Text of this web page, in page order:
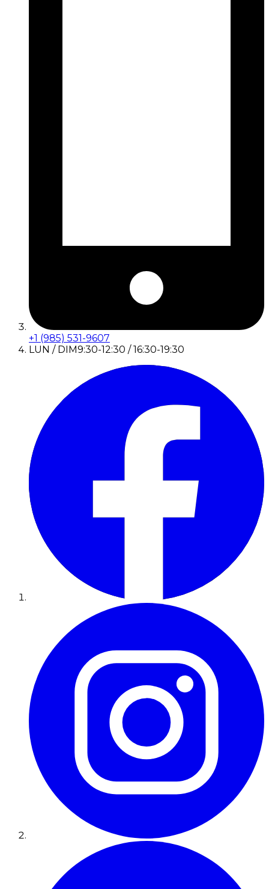
+1 (985) 531-9607
LUN / DIM9:30-12:30 / 16:30-19:30